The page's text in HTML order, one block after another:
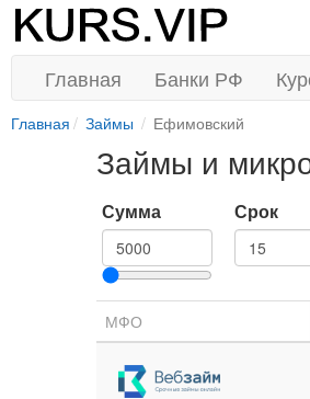
Главная Банки РФ
Главная Займы Ефимовский
Займы и
Сумма Срок
МФО